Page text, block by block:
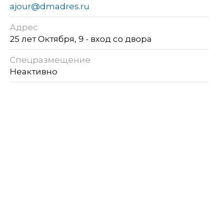
ajour@dmadres.ru
Адрес
25 лет Октября, 9 - вход со двора
Спецразмещение
Неактивно